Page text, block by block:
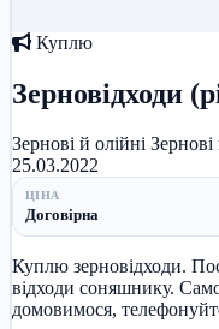
Куплю
Зерновідходи
Зернові й олійні Зернові
25.03.2022
ЦІНА
Договірна
Куплю зерновідходи.
відходи соняшнику.
домовимося,